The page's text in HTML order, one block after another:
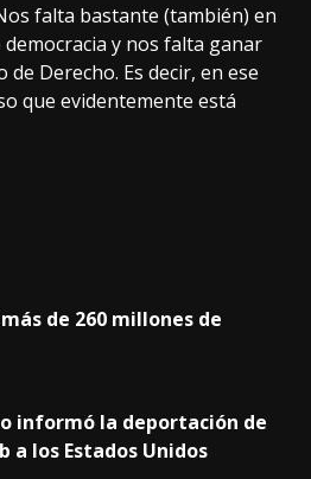
falta bastante (también) en
y nos falta ganar
Derecho. Es decir, en ese
que evidentemente está
de 260 millones de
informó la deportación de
a los Estados Unidos